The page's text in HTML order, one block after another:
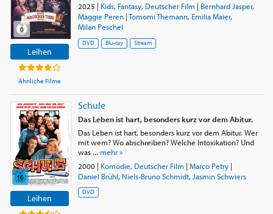
Leihen
Ähnliche Filme
2025 | Kids, Fantasy, Deutscher Film | Bernhard Jasper,
Maggie Peren|Tomomi Themann, Emilia Maier,
Milan Peschel
DVD Blu-ray Stream
Leihen
Schule
Das Leben ist hart, besonders kurz vor dem Abitur.
Das Leben ist hart, besonders kurz vor dem Abitur. Wer
mit wem? Wo abschreiben? Welche Intoxikation? Und
was ... mehr »
2000| Komödie, Deutscher Film | Marco Petry|
Daniel Brühl, Niels-Bruno Schmidt, Jasmin Schwiers
DVD